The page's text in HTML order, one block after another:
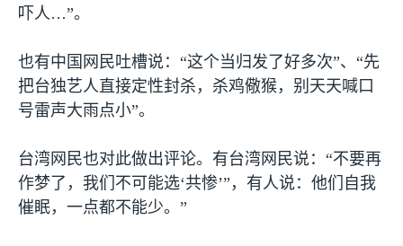
吓人…”。
也有中国网民吐槽说：“这个当归发了好多次”、“先
把台独艺人直接定性封杀，杀鸡儆猴，别天天喊口
号雷声大雨点小”。
台湾网民也对此做出评论。有台湾网民说：“不要再
作梦了，我们不可能选‘共惨’”，有人说：他们自我
催眠，一点都不能少。”